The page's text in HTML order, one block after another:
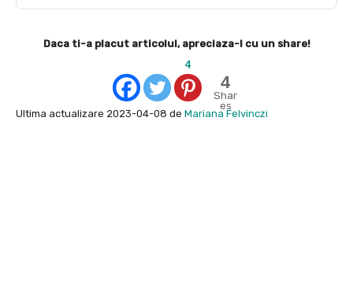
Daca ti-a placut articolul, apreciaza-l cu un share!
4
4
Shar
es
Ultima actualizare 2023-04-08 de Mariana Felvinczi